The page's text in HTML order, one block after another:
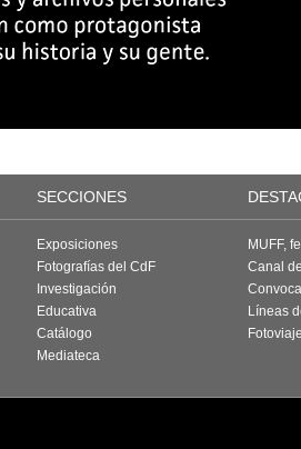
SECCIONES
Exposiciones
Fotografías del CdF
Investigación
Educativa
Catálogo
Mediateca
MUFF,
Canal
Líneas